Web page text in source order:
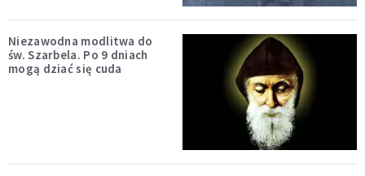
Niezawodna modlitwa do
św. Szarbela. Po 9 dniach
mogą dziać się cuda